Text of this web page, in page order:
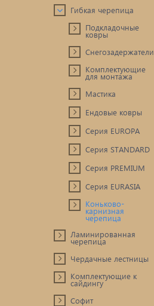
Гибкая черепица
Подкладочные
ковры
Снегозадержатели
Комплектующие
для монтажа
Мастика
Ендовые ковры
Серия EUROPA
Серия STANDARD
Серия PREMIUM
Серия EURASIA
Коньково-
карнизная
черепица
Ламинированная
черепица
Чердачные лестницы
Комплектующие к
сайдингу
Софит